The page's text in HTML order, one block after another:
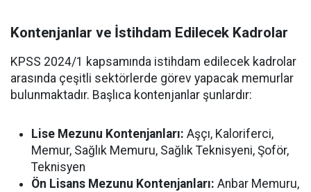
Kontenjanlar ve İstihdam Edilecek Kadrolar
KPSS 2024/1 kapsamında istihdam edilecek kadrolar
arasında çeşitli sektörlerde görev yapacak memurlar
bulunmaktadır. Başlıca kontenjanlar şunlardır:
Lise Mezunu Kontenjanları: Aşçı, Kaloriferci,
Memur, Sağlık Memuru, Sağlık Teknisyeni, Şoför,
Teknisyen
Ön Lisans Mezunu Kontenjanları: Anbar Memuru,